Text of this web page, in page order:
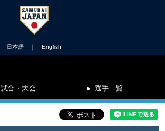
日本語 ｜ English
試合・大会 選手一覧